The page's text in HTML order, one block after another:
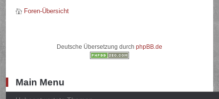
Foren-Übersicht
Deutsche Übersetzung durch phpBB.de
Main Menu